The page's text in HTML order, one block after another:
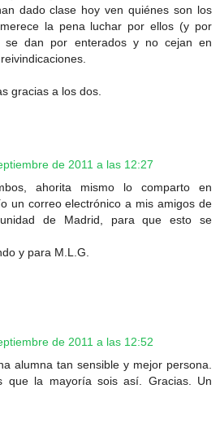
dado clase hoy ven quiénes son los
la pena luchar por ellos (y por
se dan por enterados y no cejan en
gracias a los dos.
de 2011 a las 12:27
ahorita mismo lo comparto en
un correo electrónico a mis amigos de
de Madrid, para que esto se
y para M.L.G.
de 2011 a las 12:52
alumna tan sensible y mejor persona.
que la mayoría sois así. Gracias. Un